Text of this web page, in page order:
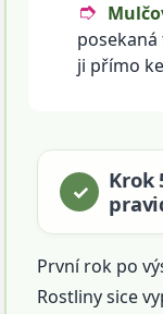
ji přímo
Krok
První rok po
Rostliny sice